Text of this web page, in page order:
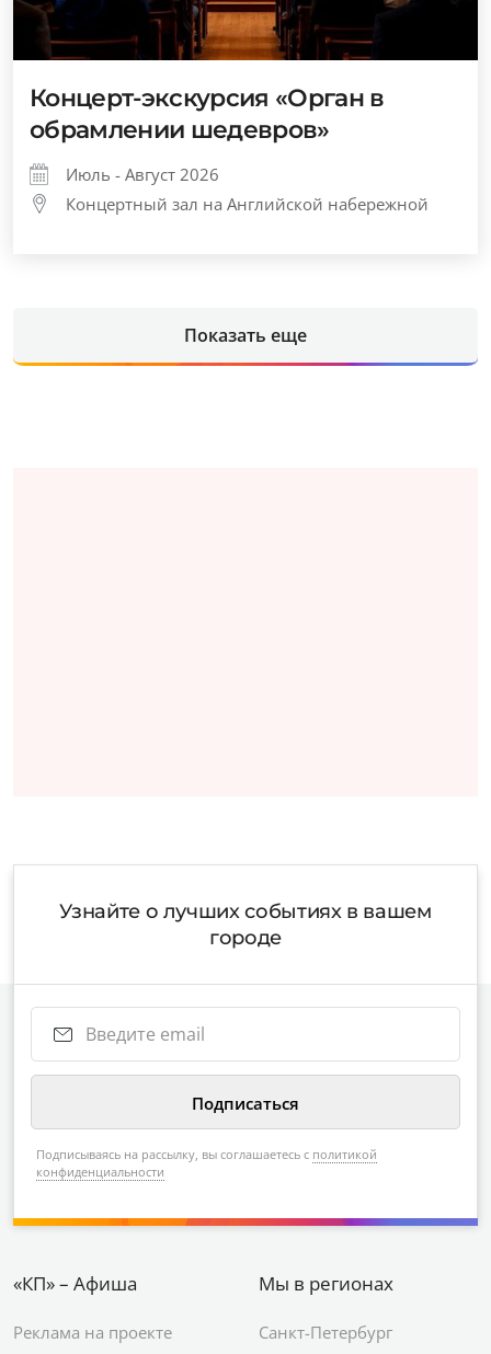
Концерт-экскурсия «Орган в
обрамлении шедевров»
Июль - Август 2026
Концертный зал на Английской набережной
Показать еще
Узнайте о лучших событиях в вашем
городе
Подписываясь на рассылку, вы соглашаетесь с политикой
конфиденциальности
«КП» – Афиша
Реклама на проекте
Мы в регионах
Санкт-Петербург